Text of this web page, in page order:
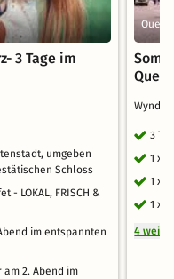
3 Tage im
umgeben
Schloss
- LOKAL, FRISCH &
im entspannten
2. Abend im
3
1 x
1 x
1 x
4